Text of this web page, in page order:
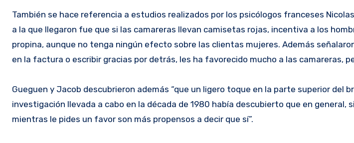
También se hace referencia a estudios realizados por los psicólogos franceses
a la que llegaron fue que si las camareras llevan camisetas rojas, incentiva a los
propina, aunque no tenga ningún efecto sobre las clientas mujeres. Además
en la factura o escribir gracias por detrás, les ha favorecido mucho a las camareras,
Gueguen y Jacob descubrieron además “que un ligero toque en la parte superior del
investigación llevada a cabo en la década de 1980 había descubierto que en general,
mientras le pides un favor son más propensos a decir que sí”.